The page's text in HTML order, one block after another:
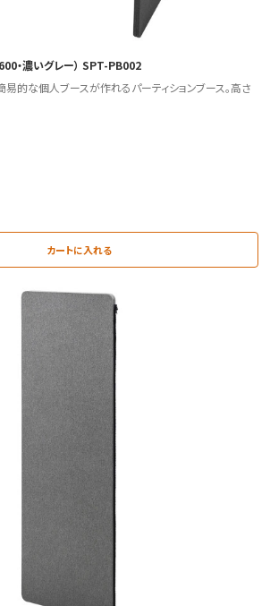
・濃いグレー） SPT-PB002
的な個人ブースが作れるパーティションブース。高さ
カートに入れる